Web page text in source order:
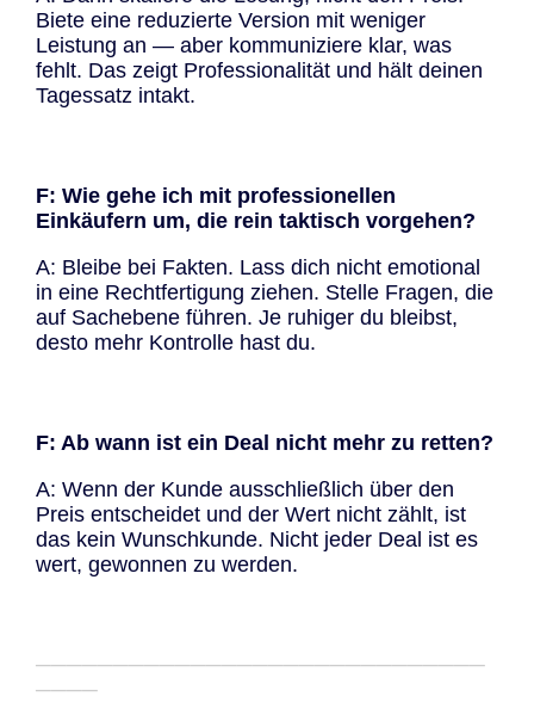
Biete eine reduzierte Version mit weniger
Leistung an — aber kommuniziere klar, was
fehlt. Das zeigt Professionalität und hält deinen
Tagessatz intakt.
F: Wie gehe ich mit professionellen
Einkäufern um, die rein taktisch vorgehen?
A: Bleibe bei Fakten. Lass dich nicht emotional
in eine Rechtfertigung ziehen. Stelle Fragen, die
auf Sachebene führen. Je ruhiger du bleibst,
desto mehr Kontrolle hast du.
F: Ab wann ist ein Deal nicht mehr zu retten?
A: Wenn der Kunde ausschließlich über den
Preis entscheidet und der Wert nicht zählt, ist
das kein Wunschkunde. Nicht jeder Deal ist es
wert, gewonnen zu werden.
─────────────────────────────
────